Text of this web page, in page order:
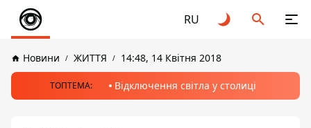
RU
Новини ЖИТТЯ 14:48, 14 Квітня 2018
ТОПТЕМА: Відключення світла у столиці